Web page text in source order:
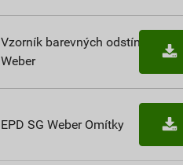
Vzorník barevných odstínů
Weber
EPD SG Weber Omítky